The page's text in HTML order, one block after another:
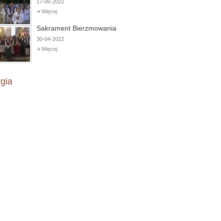
17-06-2022
Więcej
Sakrament Bierzmowania
30-04-2022
Więcej